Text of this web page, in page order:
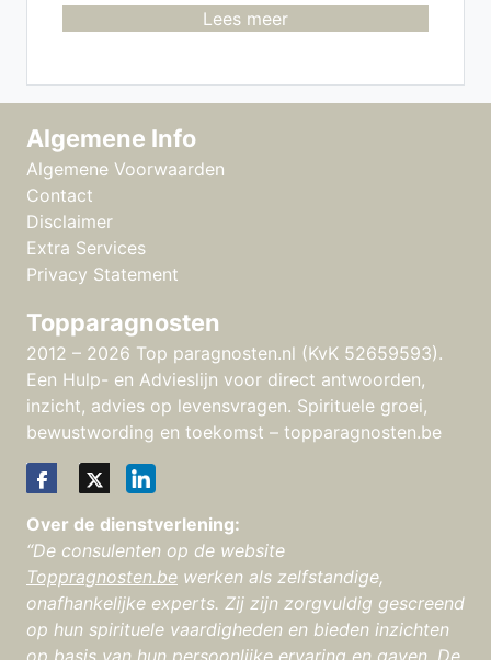
Lees meer
Algemene Info
Algemene Voorwaarden
Contact
Disclaimer
Extra Services
Privacy Statement
Topparagnosten
2012 – 2026 Top paragnosten.nl (KvK 52659593).
Een Hulp- en Advieslijn voor direct antwoorden,
inzicht, advies op levensvragen. Spirituele groei,
bewustwording en toekomst – topparagnosten.be
Over de dienstverlening:
“De consulenten op de website
Toppragnosten.be werken als zelfstandige,
onafhankelijke experts. Zij zijn zorgvuldig gescreend
op hun spirituele vaardigheden en bieden inzichten
op basis van hun persoonlijke ervaring en gaven. De